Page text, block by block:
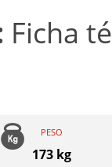
Ficha
PESO
173 kg